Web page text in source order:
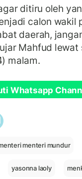
ditiru oleh
calon wakil
daerah,
Mahfud lewat
malam.
Whatsapp
menteri mundur
yasonna laoly